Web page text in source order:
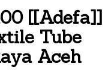
[[Adefa]]
Tube
Aceh